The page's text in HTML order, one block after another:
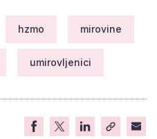
hzmo mirovine
umirovljenici